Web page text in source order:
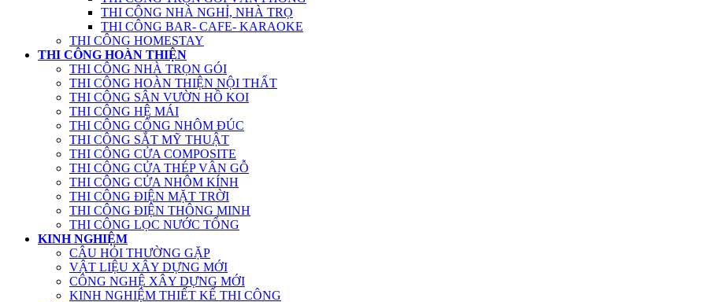
THI CÔNG NHÀ NGHỈ, NHÀ TRỌ
THI CÔNG BAR- CAFE- KARAOKE
THI CÔNG HOMESTAY
THI CÔNG HOÀN THIỆN
THI CÔNG NHÀ TRỌN GÓI
THI CÔNG HOÀN THIỆN NỘI THẤT
THI CÔNG SÂN VƯỜN HỒ KOI
THI CÔNG HỆ MÁI
THI CÔNG CỔNG NHÔM ĐÚC
THI CÔNG SẮT MỸ THUẬT
THI CÔNG CỬA COMPOSITE
THI CÔNG CỬA THÉP VÂN GỖ
THI CÔNG CỬA NHÔM KÍNH
THI CÔNG ĐIỆN MẶT TRỜI
THI CÔNG ĐIỆN THÔNG MINH
THI CÔNG LỌC NƯỚC TỔNG
KINH NGHIỆM
CÂU HỎI THƯỜNG GẶP
VẬT LIỆU XÂY DỰNG MỚI
CÔNG NGHỆ XÂY DỰNG MỚI
KINH NGHIỆM THIẾT KẾ THI CÔNG